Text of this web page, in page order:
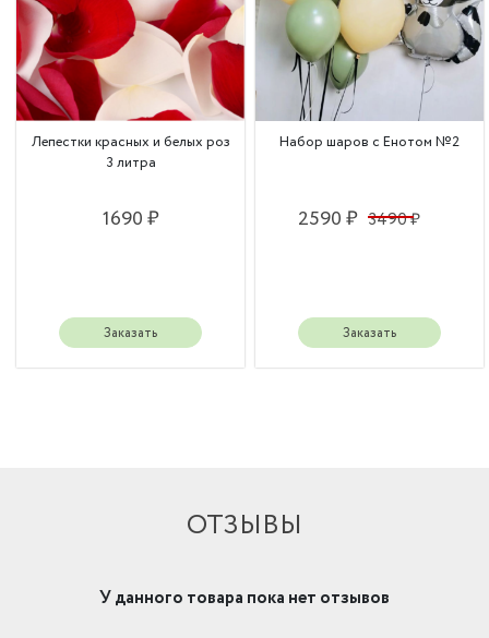
Лепестки красных и белых роз
3 литра
1690 ₽
Заказать
Набор шаров с Енотом №2
2590 ₽ 3490 ₽
Заказать
ОТЗЫВЫ
У данного товара пока нет отзывов